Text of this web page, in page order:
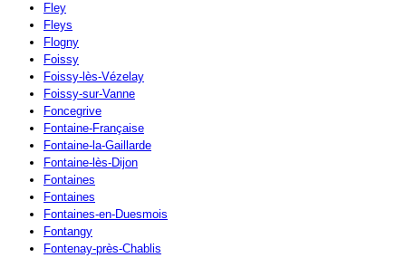
Fley
Fleys
Flogny
Foissy
Foissy-lès-Vézelay
Foissy-sur-Vanne
Foncegrive
Fontaine-Française
Fontaine-la-Gaillarde
Fontaine-lès-Dijon
Fontaines
Fontaines
Fontaines-en-Duesmois
Fontangy
Fontenay-près-Chablis